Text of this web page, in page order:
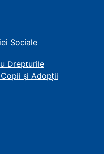
Sociale
Drepturile
și Adopții